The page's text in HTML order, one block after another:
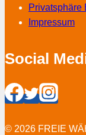
Privatsphäre
Impressum
Social
© 2026 FREIE